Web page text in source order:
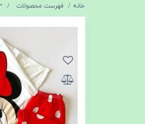
خانه فهرست محصولات ۳تیکه